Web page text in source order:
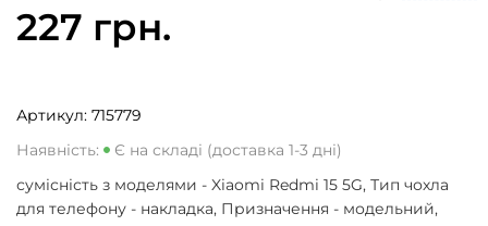
227 грн.
Артикул: 715779
Наявність:
Є на складі (доставка 1-3 дні)
сумісність з моделями - Xiaomi Redmi 15 5G, Тип чохла
для телефону - накладка, Призначення - модельний,